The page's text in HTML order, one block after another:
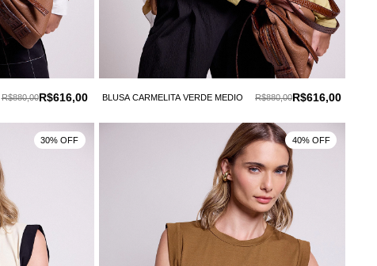
R$616,00
R$880,00 BLUSA CARMELITA VERDE MEDIO R$616,00
R$880,00
30% OFF 40% OFF